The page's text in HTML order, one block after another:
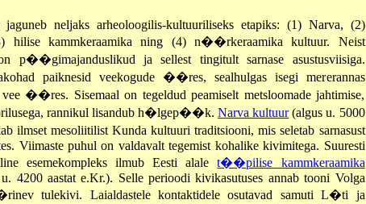
neljaks arheoloogilis-kultuuriliseks etapiks: (1) Narva, (2)
kammkeraamika ning (4) n��rkeraamika kultuur. Neist
p��gimajanduslikud ja sellest tingitult sarnase asustusviisiga.
paiknesid veekogude ��res, sealhulgas isegi mererannas
vee ��res. Sisemaal on tegeldud peamiselt metsloomade jahtimise,
rannikul lisandub h�lgep��k.Narva kultuur(algus u. 5000
ilmset mesoliitilist Kunda kultuuri traditsiooni, mis seletab sarnasust
Viimaste puhul on valdavalt tegemist kohalike kivimitega. Suuresti
esemekompleks ilmub Eesti alalet��pilise kammkeraamika
4200 aastat e.Kr.). Selle perioodi kivikasutuses annab tooni Volga
tulekivi. Laialdastele kontaktidele osutavad samuti L�ti ja